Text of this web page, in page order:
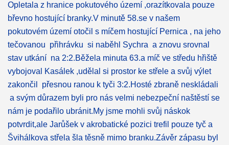
Opletala z hranice pokutového území ,orazítkovala pouze
břevno hostující branky.V minutě 58.se v našem
pokutovém území otočil s míčem hostující Pernica , na jeho
tečovanou přihrávku si naběhl Sychra a znovu srovnal
stav utkání na 2:2.Běžela minuta 63.a míč ve středu hřiště
vybojoval Kasálek ,udělal si prostor ke střele a svůj výlet
zakončil přesnou ranou k tyči 3:2.Hosté zbraně neskládali
a svým důrazem byli pro nás velmi nebezpeční naštěstí se
nám je podařilo ubránit.My jsme mohli svůj náskok
potvrdit,ale Jarůšek v akrobatické pozici trefil pouze tyč a
Švihálkova střela šla těsně mimo branku.Závěr zápasu byl